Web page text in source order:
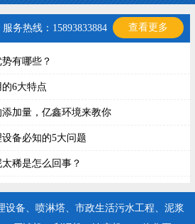
查看更多
服务热线：15893833884
有哪些？
6大特点
加量，亿鑫环境来教你
备必知的5大问题
稀是怎么回事？
设备、 喷淋塔、 市政生活污水工程、 泥浆